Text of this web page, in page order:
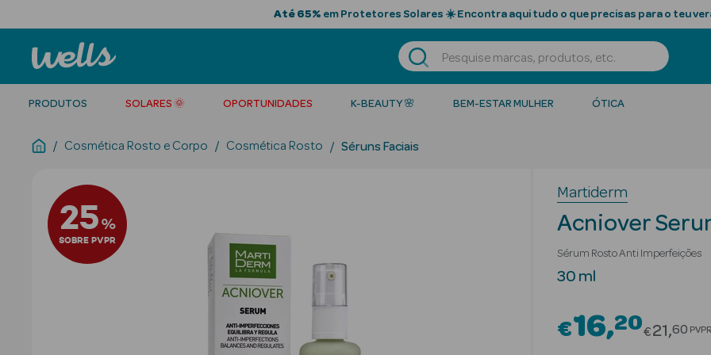
Até 65% em Protetores Solares ☀️ Encontra aqui tudo o que precisas para o teu
PRODUTOS SOLARES 🌞 OPORTUNIDADES K-BEAUTY 🌸 BEM-ESTAR MULHER ÓTICA
Cosmética Rosto e Corpo Cosmética Rosto Séruns Faciais
25%
SOBRE PVPR
Martiderm
Acniover
Sérum Rosto Anti Imperfeições
30 ml
€16 20Price
€21 60 PVPR